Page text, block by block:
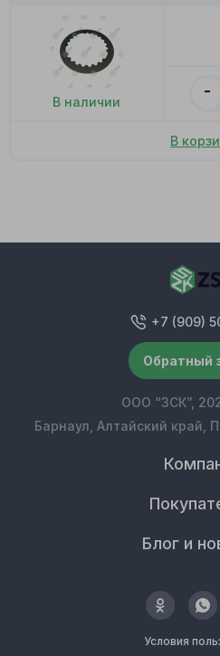
В наличии
-
В
Условия
Блог и
+7 (909)
Обратный
ООО “ЗСК”,
Барнаул, Алтайский край,